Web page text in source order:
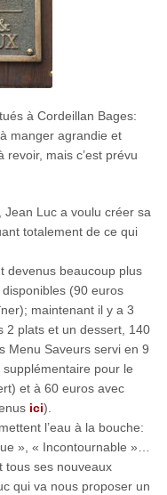
à Cordeillan Bages:
manger agrandie et
mais c’est prévu
Luc a voulu créer sa
totalement de ce qui
devenus beaucoup plus
(90 euros
maintenant il y a 3
2 plats et un dessert, 140
Menu Saveurs servi en 9
pour le
et à 60 euros avec
ici).
l’eau à la bouche:
», « Incontournable »…
tous ses nouveaux
qui va nous proposer un